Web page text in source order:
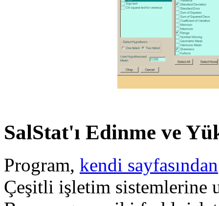
SalStat'ı Edinme ve
Program, kendi sayfasından
Çeşitli işletim sistemlerine